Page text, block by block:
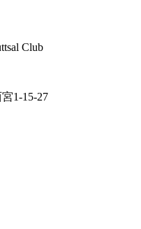
1-15-27